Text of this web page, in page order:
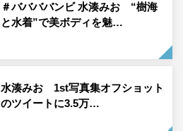
＃ババババンビ 水湊みお “樹海
と水着”で美ボディを魅…
水湊みお 1st写真集オフショット
のツイートに3.5万…